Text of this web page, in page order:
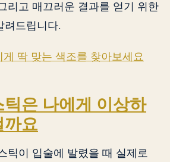
리고 매끄러운 결과를 얻기 위한
려드립니다.
게 딱 맞는 색조를 찾아보세요
은 나에게 이상하
요
틱이 입술에 발렸을 때 실제로